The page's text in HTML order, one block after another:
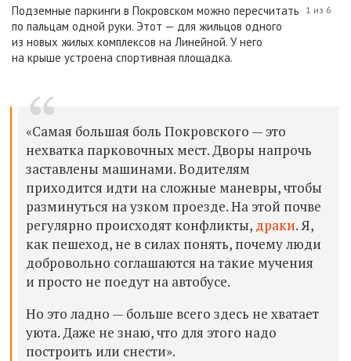
Подземные паркинги в Покровском можно пересчитать
по пальцам одной руки. Этот — для жильцов одного
из новых жилых комплексов на Линейной. У него
на крыше устроена спортивная площадка.
1 из 6
«Самая большая боль Покровского — это
нехватка парковочных мест. Дворы напрочь
заставлены машинами. Водителям
приходится идти на сложные маневры, чтобы
разминуться на узком проезде. На этой почве
регулярно происходят конфликты, драки. Я,
как пешеход, не в силах понять, почему люди
добровольно соглашаются на такие мучения
и просто не поедут на автобусе.
Но это ладно — больше всего здесь не хватает
уюта. Даже не знаю, что для этого надо
построить или снести».